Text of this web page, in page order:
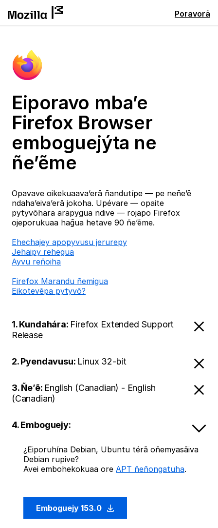
Poravorã
Eiporavo mba’e
Firefox Browser
emboguejýta ne
ñe’ẽme
Opavave oikekuaava’erã ñandutípe — pe neñe’ẽ
ndaha’eiva’erã jokoha. Upévare — opaite
pytyvõhara arapygua ndive — rojapo Firefox
ojeporukuaa hag̃ua hetave 90 ñe’ẽme.
Ehechajey apopyvusu jerurepy
Jehaipy rehegua
Ayvu reñoiha
Firefox Marandu ñemigua
Eikotevẽpa pytyvõ?
1. Kundahára: Firefox Extended Support
Release
2. Pyendavusu: Linux 32-bit
3. Ñe’ẽ: English (Canadian) - English
(Canadian)
4. Emboguejy:
¿Eiporuhína Debian, Ubuntu térã oñemyasãiva
Debian rupive?
Avei embohekokuaa ore APT ñeñongatuha.
Emboguejy 153.0